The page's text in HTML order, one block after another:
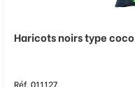
Haricots noirs type coco
Réf. 011127